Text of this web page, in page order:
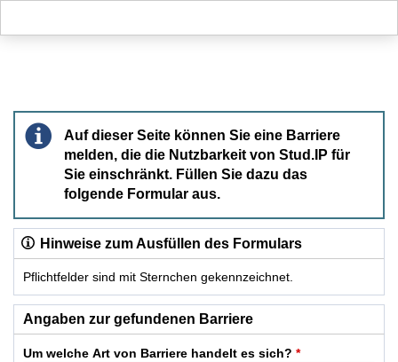
Hauptnavigation
Barriere melden
Auf dieser Seite können Sie eine Barriere
melden, die die Nutzbarkeit von Stud.IP für
Sie einschränkt. Füllen Sie dazu das
folgende Formular aus.
Hinweise zum Ausfüllen des Formulars
Pflichtfelder sind mit Sternchen gekennzeichnet.
Dieses Formular enthält Pflichtfelder.
Angaben zur gefundenen Barriere
Um welche Art von Barriere handelt es sich? *